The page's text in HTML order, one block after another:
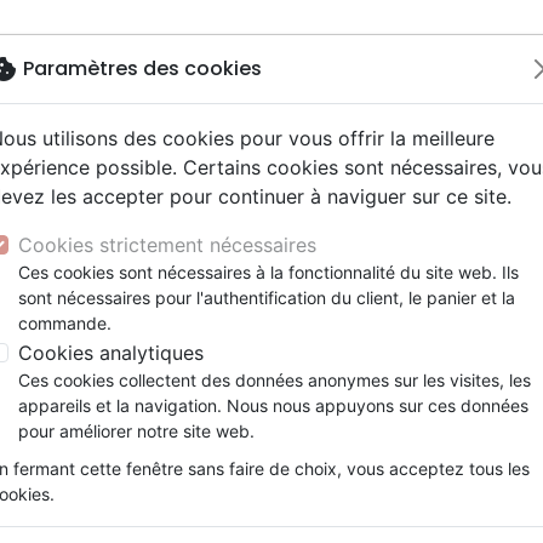
NouveautésBibles
Testaments
Etude biblique
Segond 21
Segond
NEG
Livres
Bandes dessinées
Famille, couple
Souffrance, Relation d'aide
Santé
eBooks
Couple
Découverte de la foi
Méditations
Souffrance, Relation d'aide
Psychologie
ans
Adolescents, jeunes
Bibles jeunesse
Latino, Folk
Soul
Rap, Hip-hop
Instrumental
Louange, Adoration
Hardrock, Métal
animés
conférences
Films, fiction
Documentaires, reportages
Jeux
Accessoires de Bible
Papeterie
Il a aussi pris notre honte
Il a aussi pris notre honte
Référence
Description Détails du produit
L’expérience de la honte nous
endroit pour découvrir qui nous
Paramètres des cookies
utilisons des cookies pour vous offrir la meilleure
possible. Certains cookies sont nécessaires,
les accepter pour continuer à naviguer sur ce site.
Cookies strictement nécessaires
Ces cookies sont nécessaires à la fonctionnalité du site web. Ils
sont nécessaires pour l'authentification du client, le panier et la
commande.
Cookies analytiques
Ces cookies collectent des données anonymes sur les visites, les
appareils et la navigation. Nous nous appuyons sur ces données
pour améliorer notre site web.
fermant cette fenêtre sans faire de choix, vous acceptez tous les